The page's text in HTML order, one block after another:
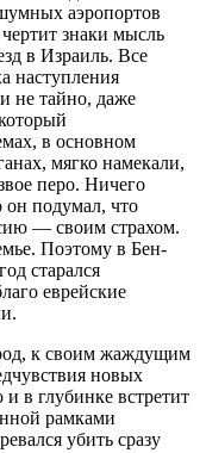
аэропортов
знаки мысль
в Израиль. Все
наступления
не тайно, даже
в основном
мягко намекали,
перо. Ничего
он подумал, что
ю — своим страхом.
Поэтому в Бен-
старался
еврейские
к своим жаждущим
новых
в глубинке встретит
рамками
убить сразу